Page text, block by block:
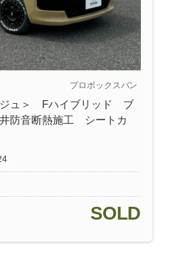
プロボックスバン
ジュ＞ Fハイブリッド ブ
防音断熱施工 シートカ
SOLD